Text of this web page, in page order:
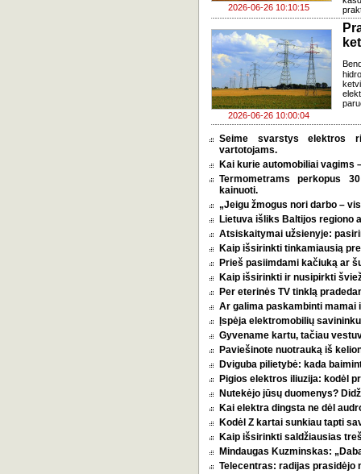
2026-06-26 10:10:15
2026-06-26 10:00:04
Seime svarstys elektros
vartotojams.
Kai kurie automobiliai vagims
Termometrams perkopus
kainuoti.
„Jeigu žmogus nori darbo –
Lietuva išliks Baltijos regiono
Atsiskaitymai užsienyje:
Kaip išsirinkti tinkamiausią
Prieš pasiimdami kačiuką ar
Kaip išsirinkti ir nusipirkti
Per eterinės TV tinklą
Ar galima paskambinti mamai
Įspėja elektromobilių
Gyvename kartu, tačiau
Paviešinote nuotrauką iš
Dviguba pilietybė: kada
Pigios elektros iliuzija: kodėl
Nutekėjo jūsų duomenys?
Kai elektra dingsta ne dėl
Kodėl Z kartai sunkiau tapti
Kaip išsirinkti saldžiausias
Mindaugas Kuzminskas:
Telecentras: radijas prasidėjo